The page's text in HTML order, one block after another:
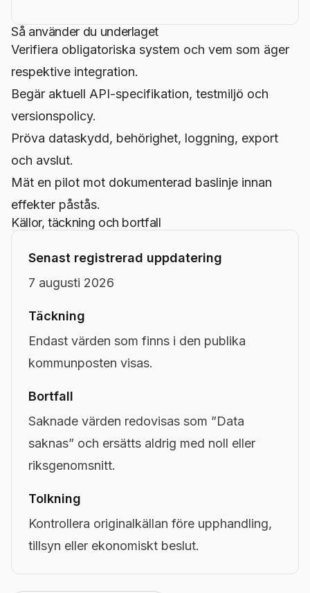
Så använder du underlaget
Verifiera obligatoriska system och vem som äger
respektive integration.
Begär aktuell API-specifikation, testmiljö och
versionspolicy.
Pröva dataskydd, behörighet, loggning, export
och avslut.
Mät en pilot mot dokumenterad baslinje innan
effekter påstås.
Källor, täckning och bortfall
Senast registrerad uppdatering
7 augusti 2026
Täckning
Endast värden som finns i den publika
kommunposten visas.
Bortfall
Saknade värden redovisas som ”Data
saknas” och ersätts aldrig med noll eller
riksgenomsnitt.
Tolkning
Kontrollera originalkällan före upphandling,
tillsyn eller ekonomiskt beslut.